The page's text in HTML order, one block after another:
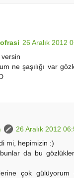
26 Aralık 2012
ne şaşılığı var
26 Aralık 2012
mi, hepimizin :)
bunlar da bu
çok gülüyorum